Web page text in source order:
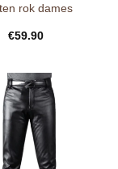
rok dames
€59.90